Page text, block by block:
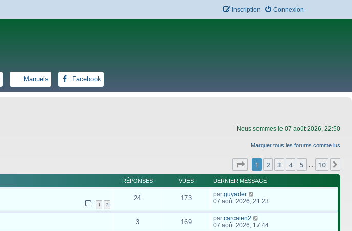
Connexion
Inscription
Manuels Facebook
Nous sommes le 07 août 2026, 22:50
Marquer tous les forums comme lus
Page 1sur10
1 2 3 4 5 10
RÉPONSES VUES DERNIER MESSAGE
1 2
24 173 par guyader
07 août 2026, 21:23
3 169 par carcaien2
07 août 2026, 17:44